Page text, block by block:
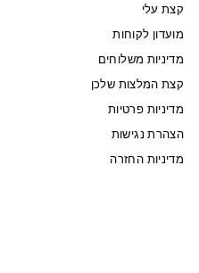
קצת עלי
מועדון לקוחות
מדיניות משלוחים
קצת המלצות שלכן
מדיניות פרטיות
הצהרת נגישות
מדיניות החזרה